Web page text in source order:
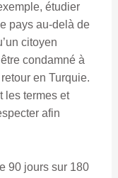
étudier
pays au-delà de
citoyen
condamné à
en Turquie.
les termes et
afin
90 jours sur 180